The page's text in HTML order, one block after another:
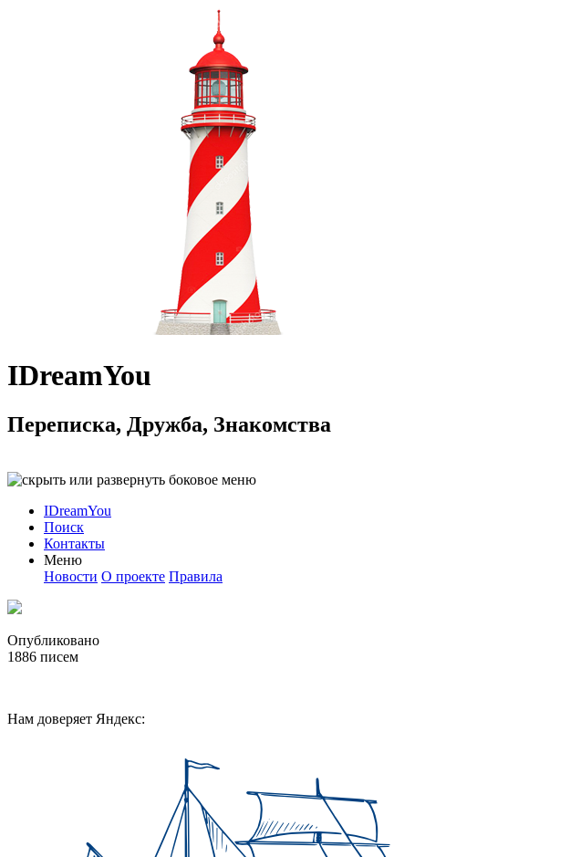
IDreamYou
Переписка, Дружба, Знакомства
IDreamYou
Поиск
Контакты
Меню
Новости О проекте Правила
Опубликовано
1886 писем
Нам доверяет Яндекс: